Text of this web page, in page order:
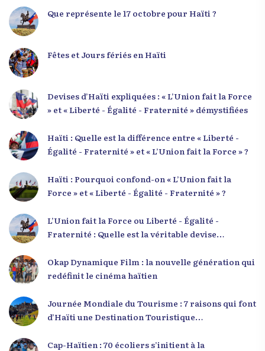
Que représente le 17 octobre pour Haïti ?
Fêtes et Jours fériés en Haïti
Devises d’Haïti expliquées : « L’Union fait la Force
» et « Liberté - Égalité - Fraternité » démystifiées
Haïti : Quelle est la différence entre « Liberté -
Égalité - Fraternité » et « L’Union fait la Force » ?
Haïti : Pourquoi confond-on « L’Union fait la
Force » et « Liberté - Égalité - Fraternité » ?
L’Union fait la Force ou Liberté - Égalité -
Fraternité : Quelle est la véritable devise
Okap Dynamique Film : la nouvelle génération qui
redéfinit le cinéma haïtien
Journée Mondiale du Tourisme : 7 raisons qui font
d’Haïti une Destination Touristique
Cap-Haïtien : 70 écoliers s’initient à la